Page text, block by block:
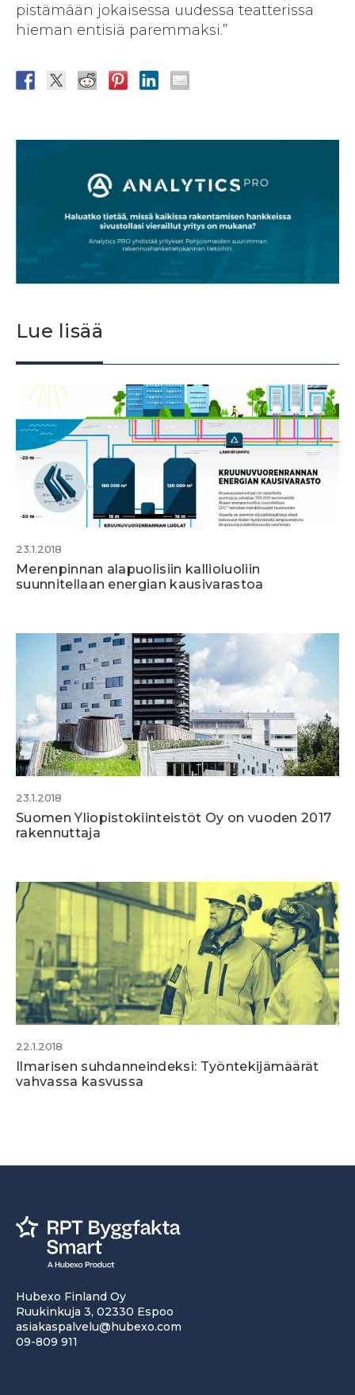
pistämään jokaisessa uudessa teatterissa
hieman entisiä paremmaksi.”
Lue lisää
23.1.2018
Merenpinnan alapuolisiin kallioluoliin
suunnitellaan energian kausivarastoa
23.1.2018
Suomen Yliopistokiinteistöt Oy on vuoden 2017
rakennuttaja
22.1.2018
Ilmarisen suhdanneindeksi: Työntekijämäärät
vahvassa kasvussa
Hubexo Finland Oy
Ruukinkuja 3, 02330 Espoo
asiakaspalvelu@hubexo.com
09-809 911